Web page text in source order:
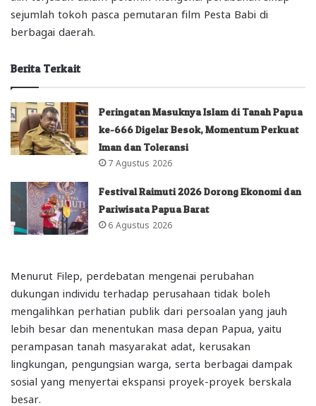
sejumlah tokoh pasca pemutaran film Pesta Babi di
berbagai daerah.
Berita Terkait
Peringatan Masuknya Islam di Tanah Papua
ke-666 Digelar Besok, Momentum Perkuat
Iman dan Toleransi
7 Agustus 2026
Festival Raimuti 2026 Dorong Ekonomi dan
Pariwisata Papua Barat
6 Agustus 2026
Menurut Filep, perdebatan mengenai perubahan
dukungan individu terhadap perusahaan tidak boleh
mengalihkan perhatian publik dari persoalan yang jauh
lebih besar dan menentukan masa depan Papua, yaitu
perampasan tanah masyarakat adat, kerusakan
lingkungan, pengungsian warga, serta berbagai dampak
sosial yang menyertai ekspansi proyek-proyek berskala
besar.